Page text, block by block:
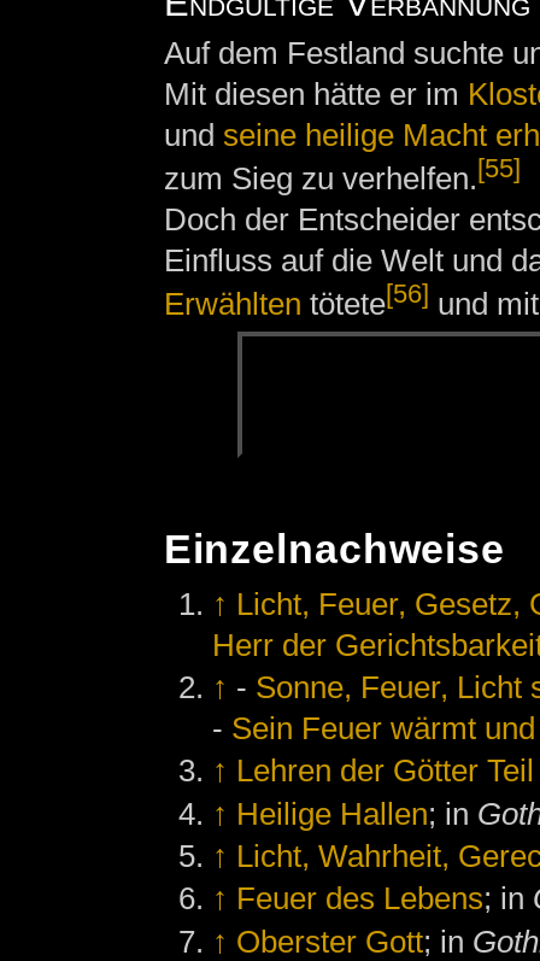
Auf dem Festland suchte
Mit diesen hätte er im
und seine heilige Macht
zum Sieg zu verhelfen. [55]
Doch der Entscheider
Einfluss auf die Welt und
Erwählten tötete[56] und
Einzelnachweise
↑ Licht, Feuer, Gesetz,
Herr der
↑ - Sonne, Feuer, Licht
- Sein Feuer wärmt
↑ Lehren der Götter
↑ Heilige Hallen; in
↑ Licht, Wahrheit,
↑ Feuer des Lebens; in
↑ Oberster Gott; in